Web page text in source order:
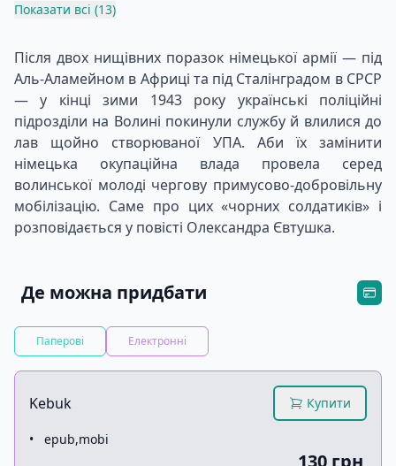
Показати всі (13)
Після двох нищівних поразок німецької армії — під
Аль-Аламейном в Африці та під Сталінградом в СРСР
— у кінці зими 1943 року українські поліційні
підрозділи на Волині покинули службу й влилися до
лав щойно створюваної УПА. Аби їх замінити
німецька окупаційна влада провела серед
волинської молоді чергову примусово-добровільну
мобілізацію. Саме про цих «чорних солдатиків» і
розповідається у повісті Олександра Євтушка.
Де можна придбати
Паперові Електронні
Kebuk Купити
• epub,mobi